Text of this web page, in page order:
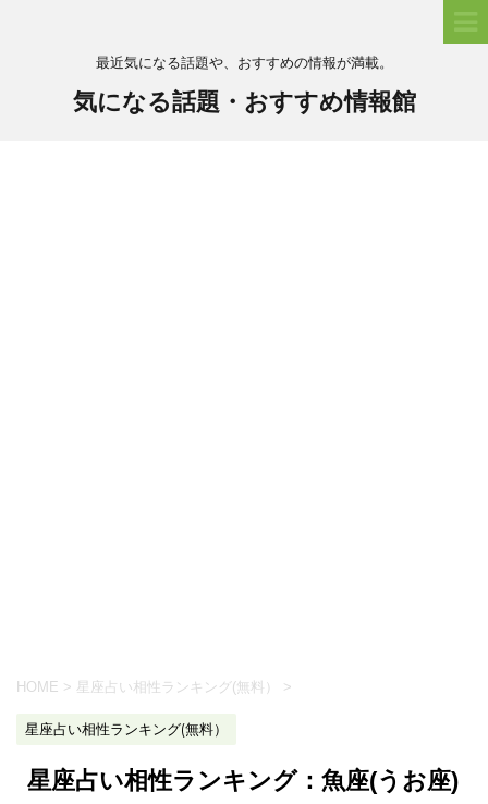
最近気になる話題や、おすすめの情報が満載。
気になる話題・おすすめ情報館
HOME > 星座占い相性ランキング(無料） >
星座占い相性ランキング(無料）
星座占い相性ランキング：魚座(うお座)